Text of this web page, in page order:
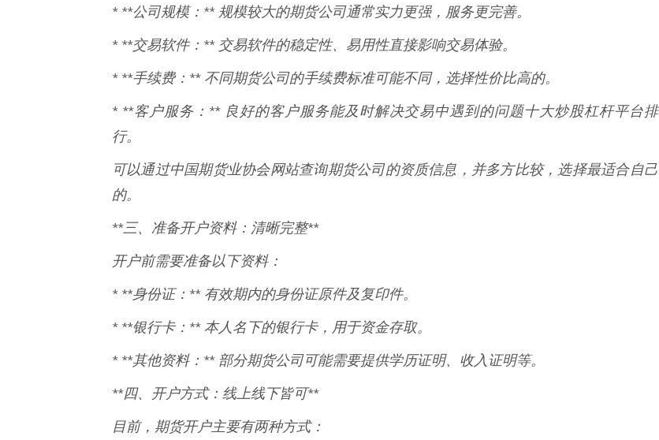
* **公司规模：** 规模较大的期货公司通常实力更强，服务更完善。
* **交易软件：** 交易软件的稳定性、易用性直接影响交易体验。
* **手续费：** 不同期货公司的手续费标准可能不同，选择性价比高的。
* **客户服务：** 良好的客户服务能及时解决交易中遇到的问题十大炒股杠杆平台排
行。
可以通过中国期货业协会网站查询期货公司的资质信息，并多方比较，选择最适合自己
的。
**三、准备开户资料：清晰完整**
开户前需要准备以下资料：
* **身份证：** 有效期内的身份证原件及复印件。
* **银行卡：** 本人名下的银行卡，用于资金存取。
* **其他资料：** 部分期货公司可能需要提供学历证明、收入证明等。
**四、开户方式：线上线下皆可**
目前，期货开户主要有两种方式：